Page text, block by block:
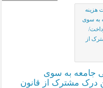
جامعه به سوی
درک مشترک از قانون